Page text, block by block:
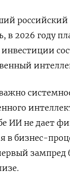
российский
в 2026 году
инвестиции
ИИ не ​дает
в бизнес-